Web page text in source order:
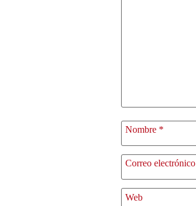
Nombre *
Correo electrónico
Web